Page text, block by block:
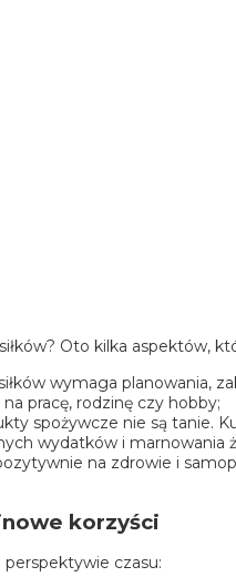
Oto kilka aspektów,
wymaga planowania,
pracę, rodzinę czy hobby;
spożywcze nie są tanie.
wydatków i marnowania
na zdrowie i
korzyści
perspektywie czasu: